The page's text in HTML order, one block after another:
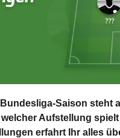
Saison steht
Aufstellung
erfahrt Ihr alles